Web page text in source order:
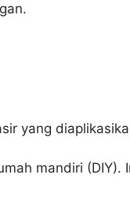
yang
mandiri (DIY).